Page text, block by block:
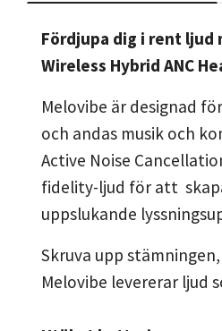
Fördjupa dig i rent ljud
Wireless Hybrid ANC
Melovibe är designad
och andas musik och
Active Noise
fidelity-ljud för att
uppslukande
Skruva upp
Melovibe levererar ljud